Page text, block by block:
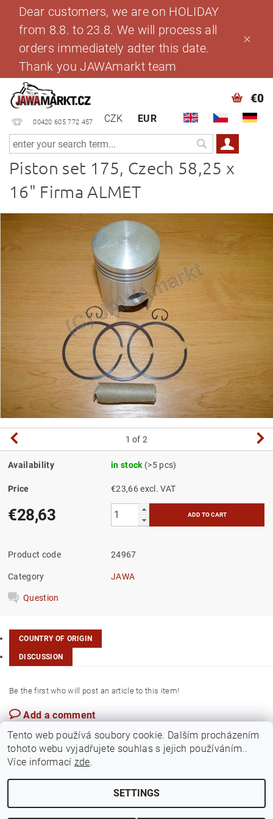
Dear customers, we are on HOLIDAY
from 8.8. to 23.8. We will process all
orders immediately adter this date.
Thank you JAWAmarkt team
00420 605 772 457 CZK EUR
€0
Piston set 175, Czech 58,25 x
16" Firma ALMET
1 of 2
Availability in stock (>5 pcs)
Price €23,66 excl. VAT
€28,63
Product code 24967
Category JAWA
Question
COUNTRY OF ORIGIN
DISCUSSION
Be the first who will post an article to this item!
Add a comment
2026 ©Jawamarkt, all rights reserved.Edit cookie settings
Tento web používá soubory cookie. Dalším procházením
tohoto webu vyjadřujete souhlas s jejich používáním..
Více informací zde.
SETTINGS